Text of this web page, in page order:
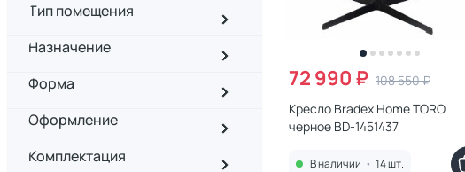
Тип помещения
Назначение
Форма
Оформление
Комплектация
72 990 ₽ 108 550 ₽
Кресло Bradex Home TORO
черное BD-1451437
В наличии • 14 шт.